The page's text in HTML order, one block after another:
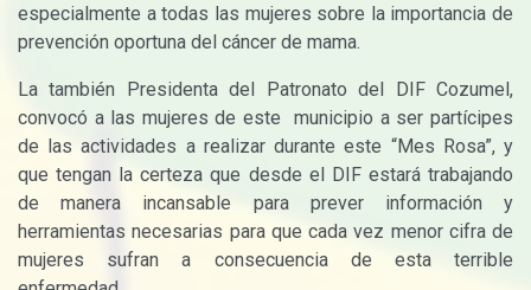
especialmente a todas las mujeres sobre la importancia de
prevención oportuna del cáncer de mama.
La también Presidenta del Patronato del DIF Cozumel,
convocó a las mujeres de este municipio a ser partícipes
de las actividades a realizar durante este “Mes Rosa”, y
que tengan la certeza que desde el DIF estará trabajando
de manera incansable para prever información y
herramientas necesarias para que cada vez menor cifra de
mujeres sufran a consecuencia de esta terrible